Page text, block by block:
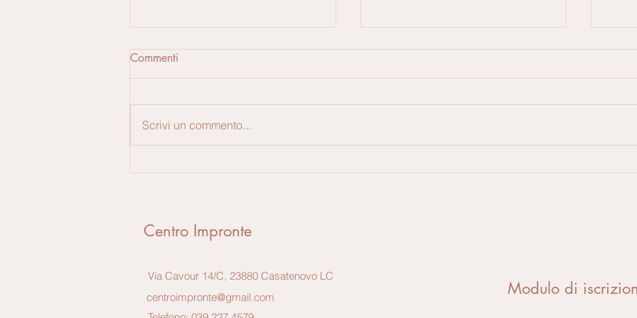
Commenti
Scrivi un commento...
Centro Impronte
Via Cavour 14/C, 23880 Casatenovo LC
centroimpronte@gmail.com
Modulo di